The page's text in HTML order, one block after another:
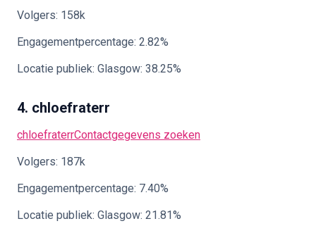
Volgers: 158k
Engagementpercentage: 2.82%
Locatie publiek: Glasgow: 38.25%
4. chloefraterr
chloefraterrContactgegevens zoeken
Volgers: 187k
Engagementpercentage: 7.40%
Locatie publiek: Glasgow: 21.81%